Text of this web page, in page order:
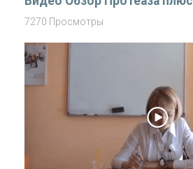
7270 Просмотры